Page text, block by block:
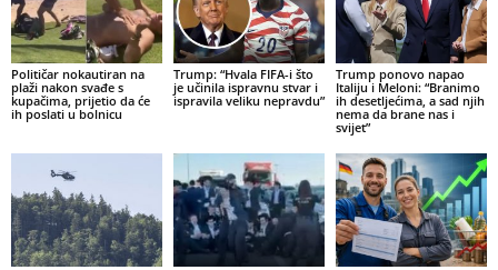
Političar nokautiran na
plaži nakon svađe s
kupačima, prijetio da će
ih poslati u bolnicu
Trump: “Hvala FIFA-i što
je učinila ispravnu stvar i
ispravila veliku nepravdu”
Trump ponovo napao
Italiju i Meloni: “Branimo
ih desetljećima, a sad njih
nema da brane nas i
svijet”